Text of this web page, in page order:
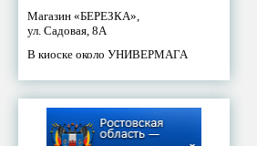
Магазин «БЕРЕЗКА»,
ул. Садовая, 8А
В киоске около УНИВЕРМАГА